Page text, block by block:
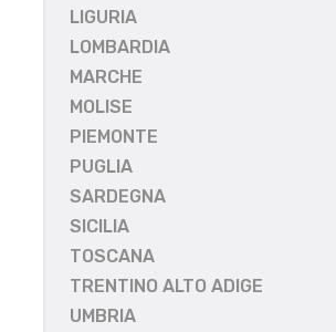
LIGURIA
LOMBARDIA
MARCHE
MOLISE
PIEMONTE
PUGLIA
SARDEGNA
SICILIA
TOSCANA
TRENTINO ALTO ADIGE
UMBRIA